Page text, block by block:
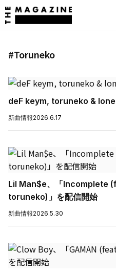
#Toruneko
deF keym, toruneko &
新曲情報2026.6.17
Lil Man$e、「Incomplete
toruneko)」を配信開始
新曲情報2026.5.30